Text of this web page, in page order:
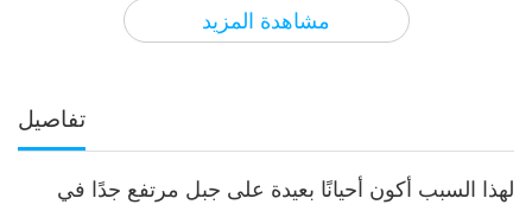
مشاهدة المزيد
بين المعلمة والتلاميذ 2024-04-22
4
30:21
بين المعلمة والتلاميذ 2024-04-23 4985 الآراء
تفاصيل
لهذا السبب أكون أحيانًا بعيدة على جبل مرتفع جدًا في